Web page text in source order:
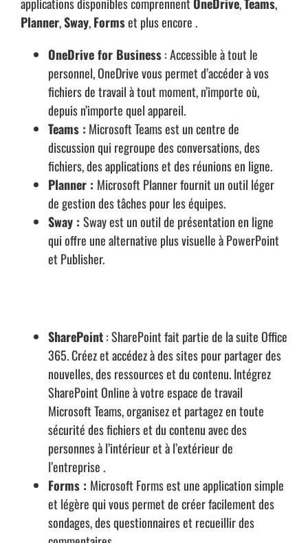
applications disponibles comprennentOneDrive,Teams,
Planner,Sway,Formset plus encore .
OneDrive for Business: Accessible à tout le
personnel, OneDrive vous permet d’accéder à vos
fichiers de travail à tout moment, n’importe où,
depuis n’importe quel appareil.
Teams : Microsoft Teams est un centre de
discussion qui regroupe des conversations, des
fichiers, des applications et des réunions en ligne.
Planner : Microsoft Planner fournit un outil léger
de gestion des tâches pour les équipes.
Sway : Sway est un outil de présentation en ligne
qui offre une alternative plus visuelle à PowerPoint
et Publisher.
SharePoint: SharePoint fait partie de la suite Office
365. Créez et accédez à des sites pour partager des
nouvelles, des ressources et du contenu. Intégrez
SharePoint Online à votre espace de travail
Microsoft Teams, organisez et partagez en toute
sécurité des fichiers et du contenu avec des
personnes à l’intérieur et à l’extérieur de
l’entreprise .
Forms : Microsoft Forms est une application simple
et légère qui vous permet de créer facilement des
sondages, des questionnaires et recueillir des
TECHNOLOGIES
BUSINESS INTELLIGENCE ( BI ) & DATA ANALYTICS
COLLABORATION, ECM & GED
DÉVELOPPEMENT SPÉCIFIQUE
INFRASTRUCTURE NATIVE CLOUD
APPLICATIONS
SAP S4/HANA
INSIDJAM ERP
GESTION DE LA RELATION CLIENTS ( CRM / GRC)
FORMATIONS
CONSEILS & ASSISTANCE